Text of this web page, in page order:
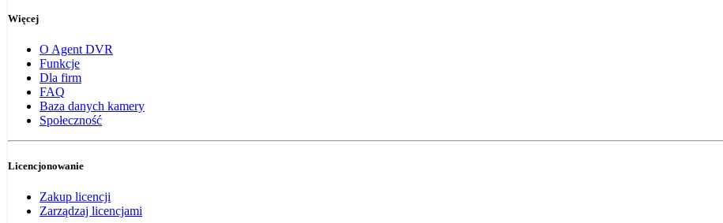
Więcej
O Agent DVR
Funkcje
Dla firm
FAQ
Baza danych kamery
Społeczność
Licencjonowanie
Zakup licencji
Zarządzaj licencjami